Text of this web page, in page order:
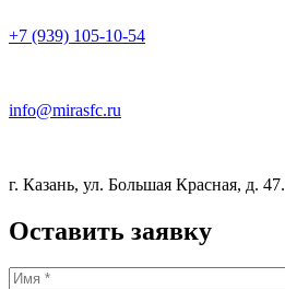
+7 (939) 105-10-54
info@mirasfc.ru
г. Казань, ул. Большая Красная, д. 47.
Оставить заявку